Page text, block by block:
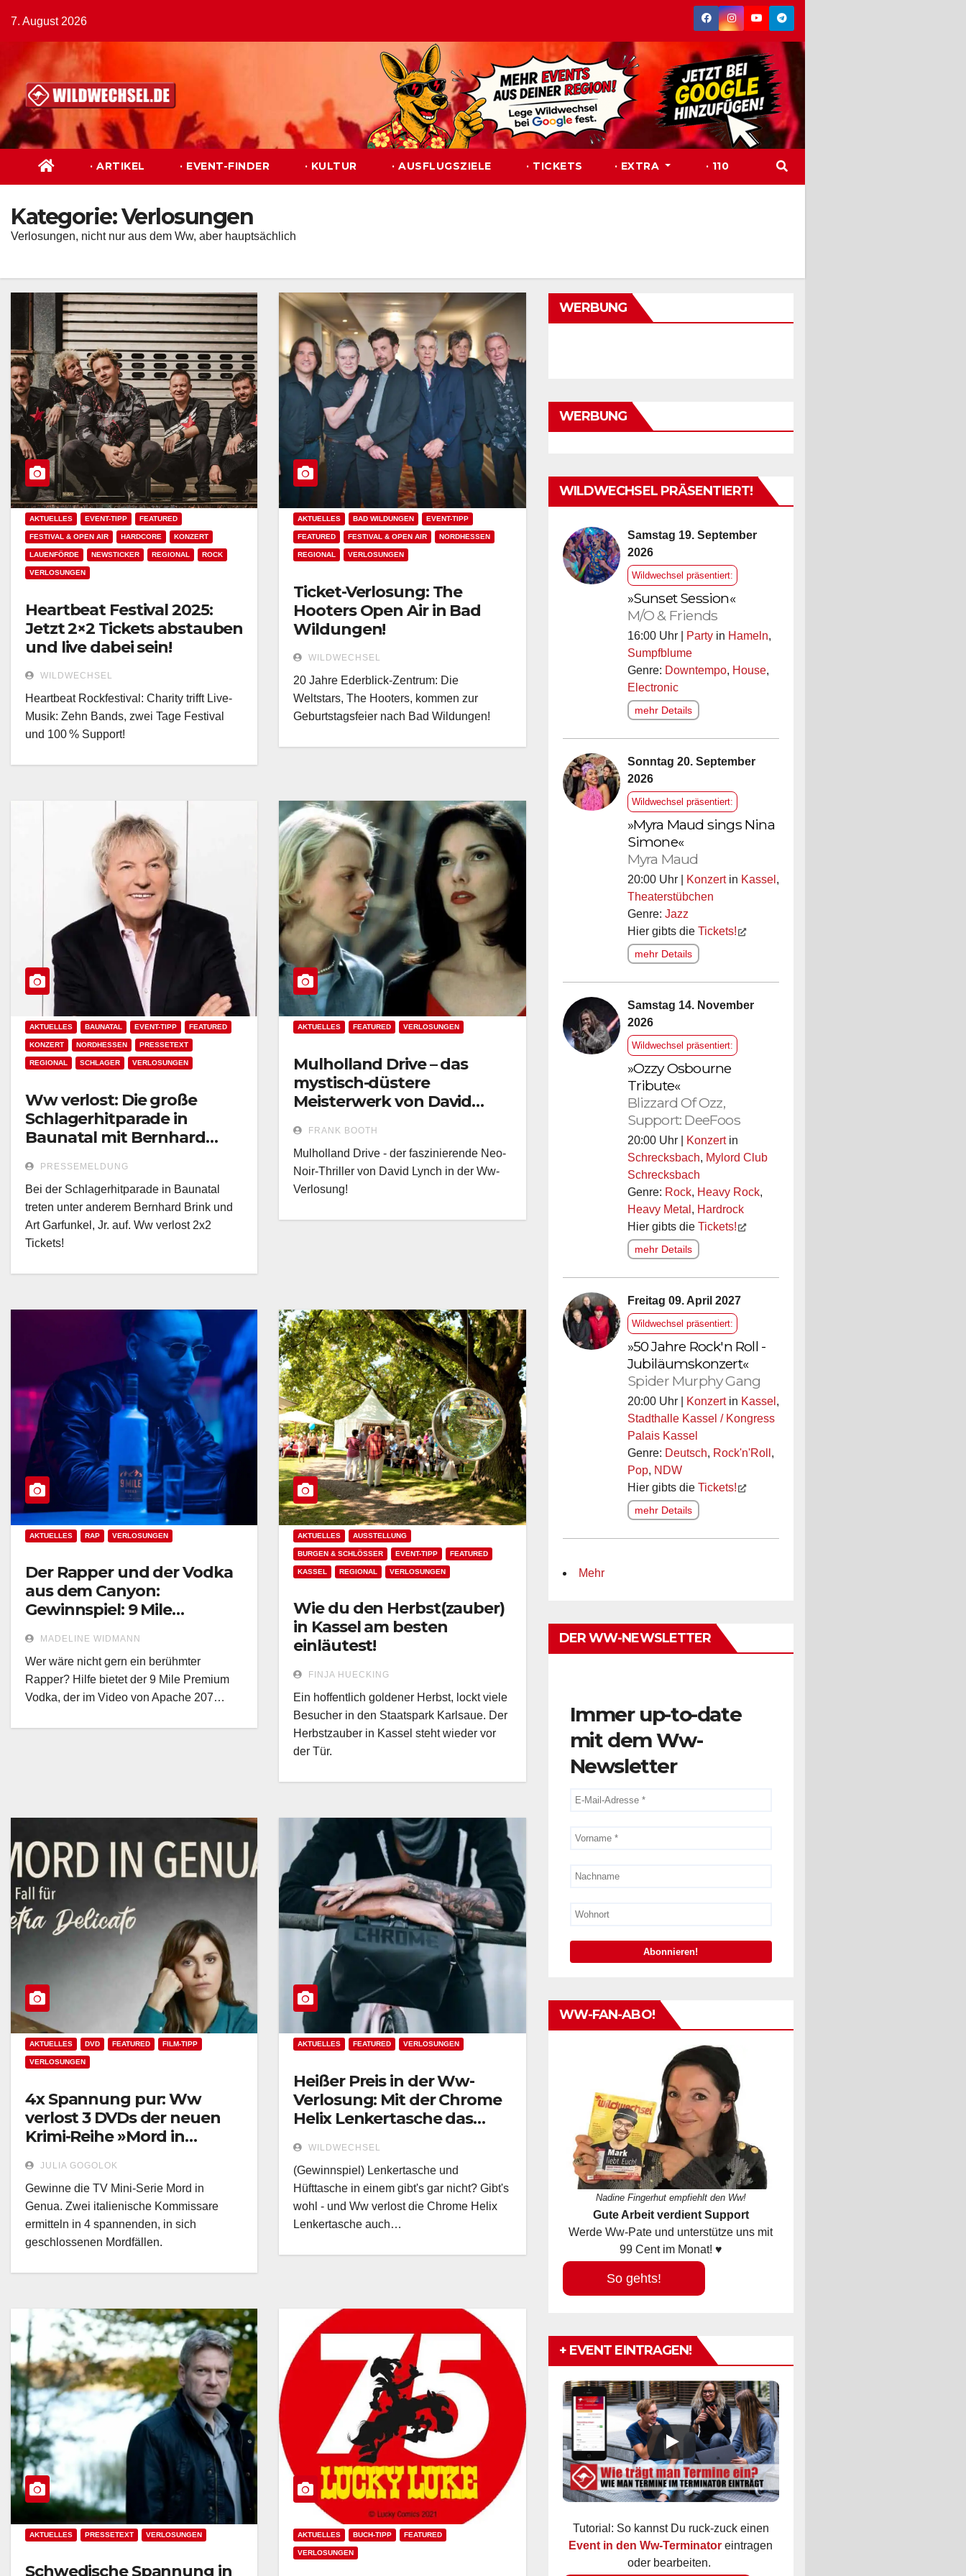
Inhalt
springen
7. August 2026
· ARTIKEL · EVENT-FINDER · KULTUR · AUSFLUGSZIELE · TICKETS · EXTRA · 110
Kategorie:Verlosungen
Verlosungen, nicht nur aus dem Ww, aber hauptsächlich
AKTUELLES EVENT-TIPP FEATURED
FESTIVAL & OPEN AIR HARDCORE KONZERT
LAUENFÖRDE NEWSTICKER REGIONAL ROCK
VERLOSUNGEN
Heartbeat Festival 2025:
Jetzt 2×2 Tickets abstauben
und live dabei sein!
WILDWECHSEL
Heartbeat Rockfestival: Charity trifft Live-
Musik: Zehn Bands, zwei Tage Festival
und 100 % Support!
AKTUELLES BAD WILDUNGEN EVENT-TIPP
FEATURED FESTIVAL & OPEN AIR NORDHESSEN
REGIONAL VERLOSUNGEN
Ticket-Verlosung: The
Hooters Open Air in Bad
Wildungen!
WILDWECHSEL
20 Jahre Ederblick-Zentrum: Die
Weltstars, The Hooters, kommen zur
Geburtstagsfeier nach Bad Wildungen!
AKTUELLES BAUNATAL EVENT-TIPP FEATURED
KONZERT NORDHESSEN PRESSETEXT
REGIONAL SCHLAGER VERLOSUNGEN
Ww verlost: Die große
Schlagerhitparade in
Baunatal mit Bernhard
PRESSEMELDUNG
Bei der Schlagerhitparade in Baunatal
treten unter anderem Bernhard Brink und
Art Garfunkel, Jr. auf. Ww verlost 2x2
Tickets!
AKTUELLES FEATURED VERLOSUNGEN
Mulholland Drive – das
mystisch-düstere
Meisterwerk von David
Verlosung!
FRANK BOOTH
Mulholland Drive - der faszinierende Neo-
Noir-Thriller von David Lynch in der Ww-
Verlosung!
AKTUELLES RAP VERLOSUNGEN
Der Rapper und der Vodka
aus dem Canyon:
Gewinnspiel: 9 Mile
Apache 207s Video!
MADELINE WIDMANN
Wer wäre nicht gern ein berühmter
Rapper? Hilfe bietet der 9 Mile Premium
Vodka, der im Video von Apache 207…
AKTUELLES AUSSTELLUNG
BURGEN & SCHLÖSSER EVENT-TIPP FEATURED
KASSEL REGIONAL VERLOSUNGEN
Wie du den Herbst(zauber)
in Kassel am besten
einläutest!
FINJA HUECKING
Ein hoffentlich goldener Herbst, lockt viele
Besucher in den Staatspark Karlsaue. Der
Herbstzauber in Kassel steht wieder vor
der Tür.
AKTUELLES DVD FEATURED FILM-TIPP
VERLOSUNGEN
4x Spannung pur: Ww
verlost 3 DVDs der neuen
Krimi-Reihe »Mord in
JULIA GOGOLOK
Gewinne die TV Mini-Serie Mord in
Genua. Zwei italienische Kommissare
ermitteln in 4 spannenden, in sich
geschlossenen Mordfällen.
AKTUELLES FEATURED VERLOSUNGEN
Heißer Preis in der Ww-
Verlosung: Mit der Chrome
Helix Lenkertasche das
stylischen verbinden!
WILDWECHSEL
(Gewinnspiel) Lenkertasche und
Hüfttasche in einem gibt's gar nicht? Gibt's
wohl - und Ww verlost die Chrome Helix
Lenkertasche auch…
AKTUELLES PRESSETEXT VERLOSUNGEN
Schwedische Spannung in
AKTUELLES BUCH-TIPP FEATURED
VERLOSUNGEN
WERBUNG
WERBUNG
WILDWECHSEL PRÄSENTIERT!
Samstag 19. September
2026
Wildwechsel präsentiert:
»Sunset Session«
M/O & Friends
16:00 Uhr | Partyin Hameln,
Sumpfblume
Genre: Downtempo, House,
Electronic
mehr Details
Sonntag 20. September
2026
Wildwechsel präsentiert:
»Myra Maud sings Nina
Simone«
Myra Maud
20:00 Uhr | Konzertin Kassel ,
Theaterstübchen
Genre: Jazz
Hier gibts die Tickets!
mehr Details
Samstag 14. November
2026
Wildwechsel präsentiert:
»Ozzy Osbourne
Tribute«
Blizzard Of Ozz,
Support: DeeFoos
20:00 Uhr | Konzertin
Schrecksbach, Mylord Club
Schrecksbach
Genre: Rock, Heavy Rock,
Heavy Metal , Hardrock
Hier gibts die Tickets!
mehr Details
Freitag 09. April 2027
Wildwechsel präsentiert:
»50 Jahre Rock'n Roll -
Jubiläumskonzert«
Spider Murphy Gang
20:00 Uhr | Konzertin Kassel ,
Stadthalle Kassel / Kongress
Palais Kassel
Genre: Deutsch, Rock'n'Roll ,
Pop, NDW
Hier gibts die Tickets!
mehr Details
Mehr
DER WW-NEWSLETTER
Immer up-to-date
mit dem Ww-
Newsletter
WW-FAN-ABO!
Nadine Fingerhut empfiehlt den Ww!
Gute Arbeit verdient Support
Werde Ww-Pate und unterstütze uns mit
99 Cent im Monat! ♥
So gehts!
+ EVENT EINTRAGEN!
Tutorial: So kannst Du ruck-zuck einen
Event in den Ww-Terminator eintragen
oder bearbeiten.